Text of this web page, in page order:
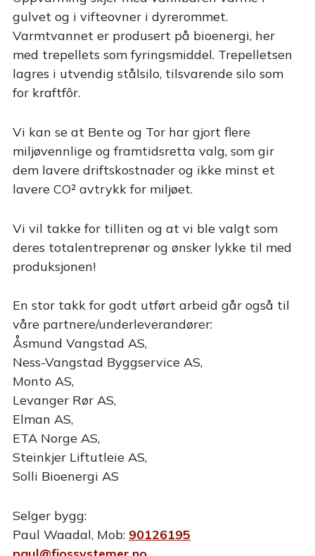
gulvet og i vifteovner i dyrerommet.
Varmtvannet er produsert på bioenergi, her
med trepellets som fyringsmiddel. Trepelletsen
lagres i utvendig stålsilo, tilsvarende silo som
for kraftfôr.
Vi kan se at Bente og Tor har gjort flere
miljøvennlige og framtidsretta valg, som gir
dem lavere driftskostnader og ikke minst et
lavere CO² avtrykk for miljøet.
Vi vil takke for tilliten og at vi ble valgt som
deres totalentreprenør og ønsker lykke til med
produksjonen!
En stor takk for godt utført arbeid går også til
våre partnere/underleverandører:
Åsmund Vangstad AS,
Ness-Vangstad Byggservice AS,
Monto AS,
Levanger Rør AS,
Elman AS,
ETA Norge AS,
Steinkjer Liftutleie AS,
Solli Bioenergi AS
Selger bygg:
Paul Waadal, Mob: 90126195